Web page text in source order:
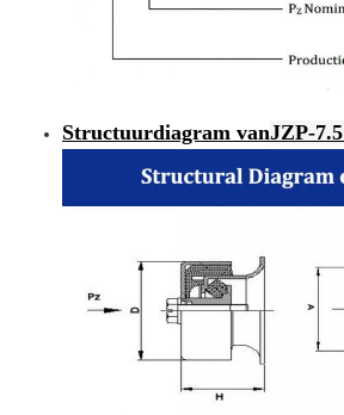
Structuurdiagram vanJZP-7.5